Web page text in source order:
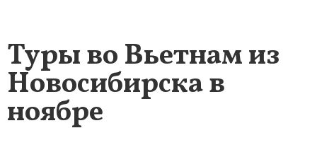
Туры во Вьетнам из
Новосибирска в
ноябре